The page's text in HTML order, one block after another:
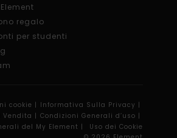
regalo
per studenti
cookie | Informativa Sulla Privacy |
Vendita | Condizioni Generali d’uso |
del My Element |
Uso dei Cookie